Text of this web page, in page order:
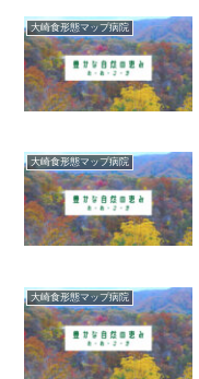
大崎食形態マップ病院
大崎食形態マップ病院
大崎食形態マップ病院